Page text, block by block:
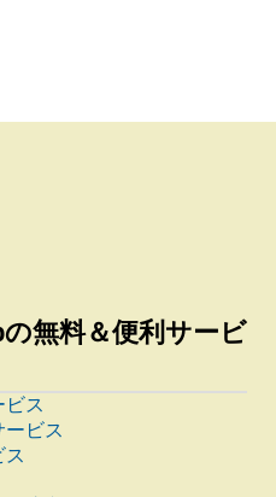
無料＆便利サービ
ビス
ビス
ス